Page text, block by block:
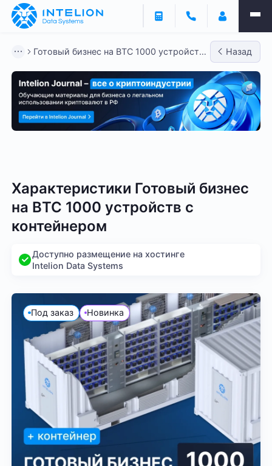
Готовый бизнес на BTC 1000 устройств
Назад
Характеристики Готовый бизнес
на BTC 1000 устройств с
контейнером
Доступно размещение на хостинге
Intelion Data Systems
Под заказ Новинка